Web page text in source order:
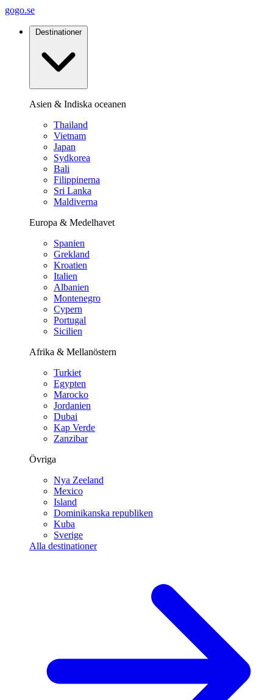
gogo.se
Destinationer
Asien & Indiska oceanen
Thailand
Vietnam
Japan
Sydkorea
Bali
Filippinerna
Sri Lanka
Maldiverna
Europa & Medelhavet
Spanien
Grekland
Kroatien
Italien
Albanien
Montenegro
Cypern
Portugal
Sicilien
Afrika & Mellanöstern
Turkiet
Egypten
Marocko
Jordanien
Dubai
Kap Verde
Zanzibar
Övriga
Nya Zeeland
Mexico
Island
Dominikanska republiken
Kuba
Sverige
Alla destinationer